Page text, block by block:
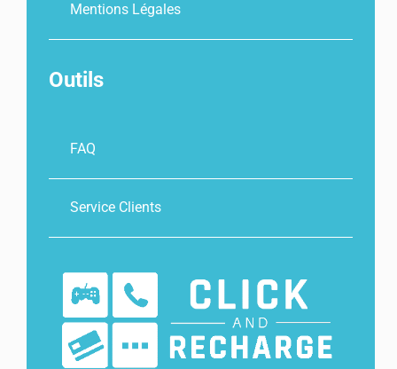
Mentions Légales
Outils
FAQ
Service Clients